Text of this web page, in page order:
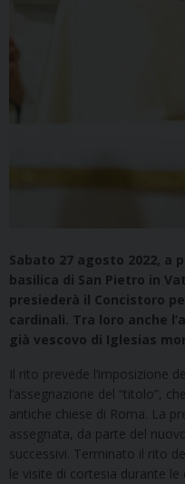
Sabato 27 agosto 2022, a
basilica di San Pietro in
presiederà il Concistoro
cardinali. Tra loro anche
già vescovo di Iglesias
Il rito prevede l’imposizione
l’assegnazione del “titolo”,
antiche chiese di Roma. La
assegnata, da parte del
successivi. Terminato il rito
le visite di cortesia durante